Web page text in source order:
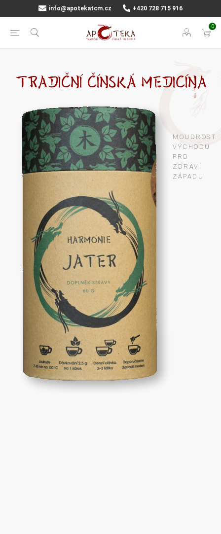
info@apotekatcm.cz +420 728 715 916
0
TRADIČNÍ ČÍNSKÁ MEDICÍNA
MOUDROST
VÝCHODU
PRO
ZDRAVÍ
ZÁPADU